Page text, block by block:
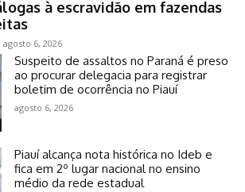
à escravidão em fazendas
agosto 6, 2026
Suspeito de assaltos no Paraná é preso
ao procurar delegacia para registrar
boletim de ocorrência no Piauí
agosto 6, 2026
Piauí alcança nota histórica no Ideb e
fica em 2º lugar nacional no ensino
médio da rede estadual